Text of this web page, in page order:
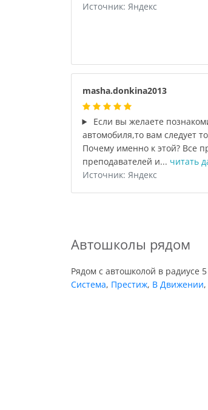
Источник: Яндекс
masha.donkina2013
Если вы желаете
автомобиля,то вам следует
Почему именно к этой? Все
преподавателей и... читать
Источник: Яндекс
Автошколы рядом
Рядом с автошколой в радиусе
Система, Престиж, В Движении,